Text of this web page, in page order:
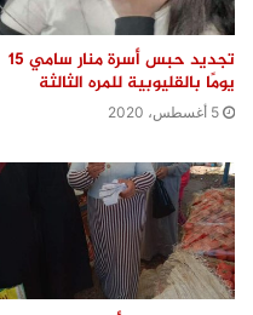
تجديد حبس أسرة منار سامي 15
يومًا بالقليوبية للمره الثالثة
5 أغسطس، 2020